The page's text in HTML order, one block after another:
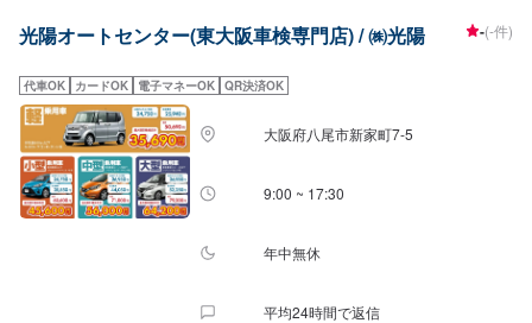
分の位置にございます。
光陽オートセンター(東大阪車検専門店) / ㈱光陽 -(-件)
代車OK カードOK 電子マネーOK QR決済OK
大阪府八尾市新家町7-5
9:00 ~ 17:30
年中無休
平均24時間で返信